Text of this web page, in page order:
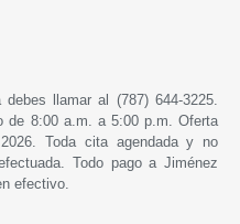
llamar al (787) 644-3225.
de 8:00 a.m. a 5:00 p.m. Oferta
Toda cita agendada y no
Todo pago a Jiménez
efectivo.